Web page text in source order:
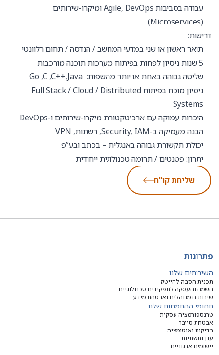
עבודה בסביבות Agile, DevOps ומיקרו-שירותים
(Microservices)
דרישות:
תואר ראשון או שני במדעי המחשב / הנדסה / תחום רלוונטי
5 שנות ניסיון לפחות בפיתוח מערכות תוכנה מורכבות
שליטה גבוהה באחת או יותר מהשפות: Go ,C ,C++,Java
ניסיון מוכח בפיתוח Full Stack / Cloud / Distributed
Systems
היכרות עמוקה עם ארכיטקטורת מיקרו-שירותים ו-DevOps
הבנה מעמיקה ב-Security, IAM, רשתות, VPN
יכולת תקשורת גבוהה באנגלית – בכתב ובע”פ
יתרון: פטנטים / תרומה טכנולוגית ייחודית
שליחת קו"ח
פתרונות
השירותים שלנו
תכנית הסבה להייטק
השמה והעסקה לתפקידים טכנולוגיים
שירותים מנוהלים ואבטחת מידע
תחומי ההתמחות שלנו
טרנספורמציה עסקית
אבטחת סייבר
בדיקות ואוטומציה
ענן ותשתיות
יישומים ארגוניים